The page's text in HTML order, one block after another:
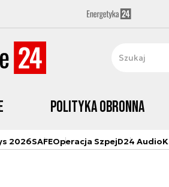
Polityka obronna
2026SAFEOperacja SzpejD24 Audio